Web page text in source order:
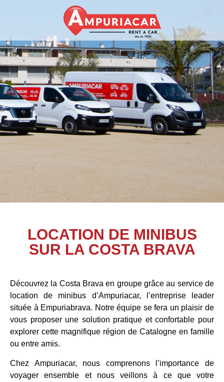
LOCATION DE MINIBUS
SUR LA COSTA BRAVA
Découvrez la Costa Brava en groupe grâce au service de
location de minibus d’Ampuriacar, l’entreprise leader
située à Empuriabrava. Notre équipe se fera un plaisir de
vous proposer une solution pratique et confortable pour
explorer cette magnifique région de Catalogne en famille
ou entre amis.
Chez Ampuriacar, nous comprenons l’importance de
voyager ensemble et nous veillons à ce que votre